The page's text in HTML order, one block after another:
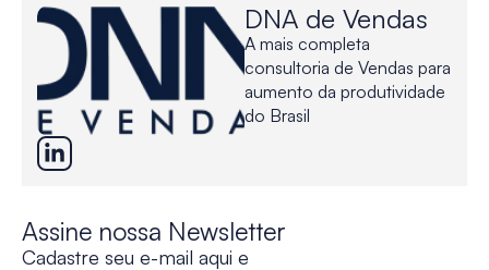
DNA de Vendas
A mais completa
consultoria de Vendas para
aumento da produtividade
do Brasil
Assine nossa Newsletter
Cadastre seu e-mail aqui e